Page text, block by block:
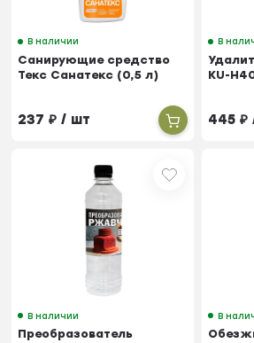
В наличии
Санирующие средство
Текс Санатекс (0,5 л)
237₽ / шт
В
KU-
445₽
В наличии
Преобразователь
В